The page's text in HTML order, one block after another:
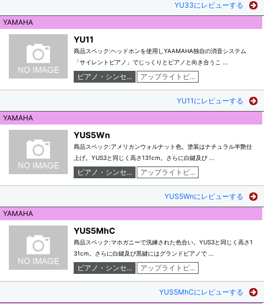
YU33にレビューする
YAMAHA
YU11
商品スペック:ヘッドホンを使用しYAAMAHA独自の消音システム
「サイレントピアノ」でじっくりとピアノと向き合うこ ...
ピアノ・シンセ... アップライトピ...
YU11にレビューする
YAMAHA
YUS5Wn
商品スペック:アメリカンウォルナット色。塗装はナチュラル半艶仕
上げ。YUS3と同じく高さ131cm。さらに白鍵及び ...
ピアノ・シンセ... アップライトピ...
YUS5Wnにレビューする
YAMAHA
YUS5MhC
商品スペック:マホガニーで洗練された色合い。YUS3と同じく高さ1
31cm。さらに白鍵及び黒鍵にはグランドピアノで ...
ピアノ・シンセ... アップライトピ...
YUS5MhCにレビューする